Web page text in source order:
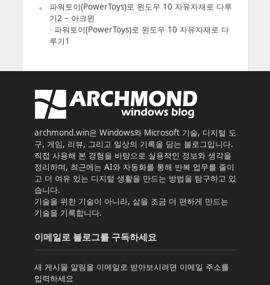
파워토이(PowerToys)로 윈도우 10 자유자재로 다루
기2 – 아크윈
- 파워토이(PowerToys)로 윈도우 10 자유자재로 다
루기1
archmond.win은 Windows와 Microsoft 기술, 디지털 도
구, 게임, 리뷰, 그리고 일상의 기록을 담는 블로그입니다.
직접 사용해 본 경험을 바탕으로 실용적인 정보와 생각을
정리하며, 최근에는 AI와 자동화를 통해 반복 업무를 줄이
고 더 여유 있는 디지털 생활을 만드는 방법을 탐구하고 있
습니다.
기술을 위한 기술이 아니라, 삶을 조금 더 편하게 만드는
기술을 기록합니다.
이메일로 블로그를 구독하세요
새 게시물 알림을 이메일로 받아보시려면 이메일 주소를
입력하세요